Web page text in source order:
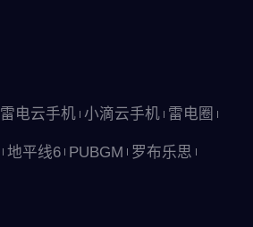
雷电云手机 小滴云手机 雷电圈
地平线6 PUBGM 罗布乐思